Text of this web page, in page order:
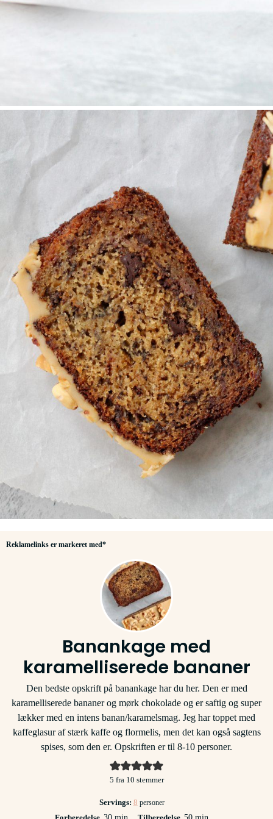
Reklamelinks er markeret med*
Banankage med
karamelliserede bananer
Den bedste opskrift på banankage har du her. Den er med
karamelliserede bananer og mørk chokolade og er saftig og super
lækker med en intens banan/karamelsmag. Jeg har toppet med
kaffeglasur af stærk kaffe og flormelis, men det kan også sagtens
spises, som den er. Opskriften er til 8-10 personer.
5 fra 10 stemmer
Servings: 8 personer
minutter minutter